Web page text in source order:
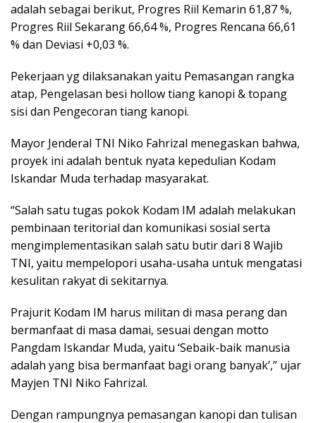
adalah sebagai berikut, Progres Riil Kemarin 61,87 %,
Progres Riil Sekarang 66,64 %, Progres Rencana 66,61
% dan Deviasi +0,03 %.
Pekerjaan yg dilaksanakan yaitu Pemasangan rangka
atap, Pengelasan besi hollow tiang kanopi & topang
sisi dan Pengecoran tiang kanopi.
Mayor Jenderal TNI Niko Fahrizal menegaskan bahwa,
proyek ini adalah bentuk nyata kepedulian Kodam
Iskandar Muda terhadap masyarakat.
“Salah satu tugas pokok Kodam IM adalah melakukan
pembinaan teritorial dan komunikasi sosial serta
mengimplementasikan salah satu butir dari 8 Wajib
TNI, yaitu mempelopori usaha-usaha untuk mengatasi
kesulitan rakyat di sekitarnya.
Prajurit Kodam IM harus militan di masa perang dan
bermanfaat di masa damai, sesuai dengan motto
Pangdam Iskandar Muda, yaitu ‘Sebaik-baik manusia
adalah yang bisa bermanfaat bagi orang banyak’,” ujar
Mayjen TNI Niko Fahrizal.
Dengan rampungnya pemasangan kanopi dan tulisan